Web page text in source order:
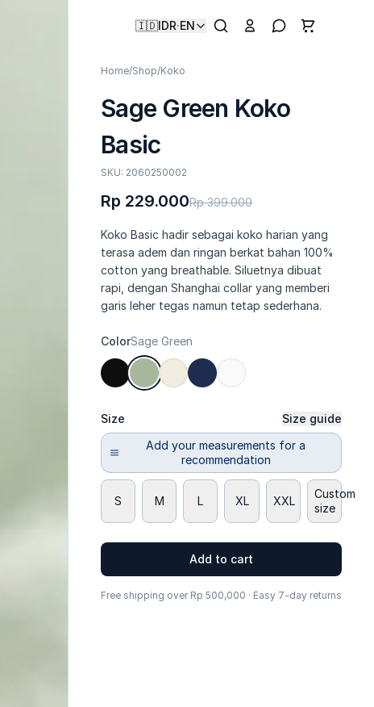
🇮🇩IDR·EN
Home/Shop/Koko
Sage Green Koko
Basic
SKU: 2060250002
Rp 229.000Rp 399.000
Koko Basic hadir sebagai koko harian yang
terasa adem dan ringan berkat bahan 100%
cotton yang breathable. Siluetnya dibuat
rapi, dengan Shanghai collar yang memberi
garis leher tegas namun tetap sederhana.
ColorSage Green
Size
Size guide
Add your measurements for a
recommendation
S M L XL XXL
Custom
size
Add to cart
Free shipping over Rp 500,000 · Easy 7-day returns